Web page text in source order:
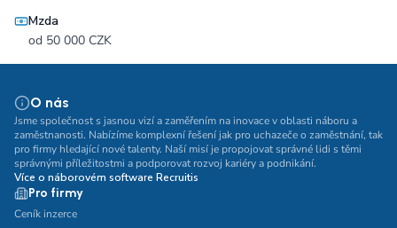
Mzda
od 50 000 CZK
O nás
Jsme společnost s jasnou vizí a zaměřením na inovace v oblasti náboru a
zaměstnanosti. Nabízíme komplexní řešení jak pro uchazeče o zaměstnání, tak
pro firmy hledající nové talenty. Naší misí je propojovat správné lidi s těmi
správnými příležitostmi a podporovat rozvoj kariéry a podnikání.
Více o náborovém software Recruitis
Pro firmy
Ceník inzerce